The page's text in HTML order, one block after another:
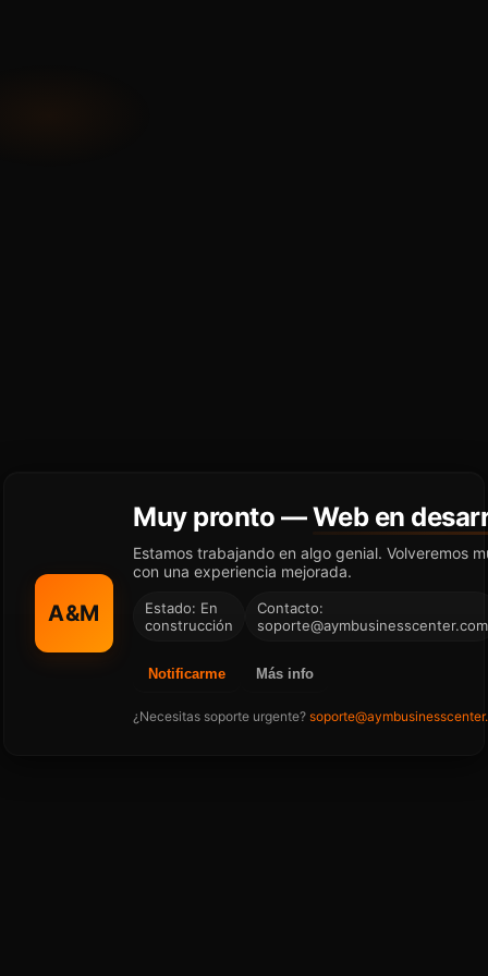
A&M
Muy pronto —Web en
Estamos trabajando en algo genial. Volveremos
con una experiencia mejorada.
Estado: En
construcción
Contacto:
soporte@aymbusinesscenter.com
Notificarme Más info
¿Necesitas soporte urgente?